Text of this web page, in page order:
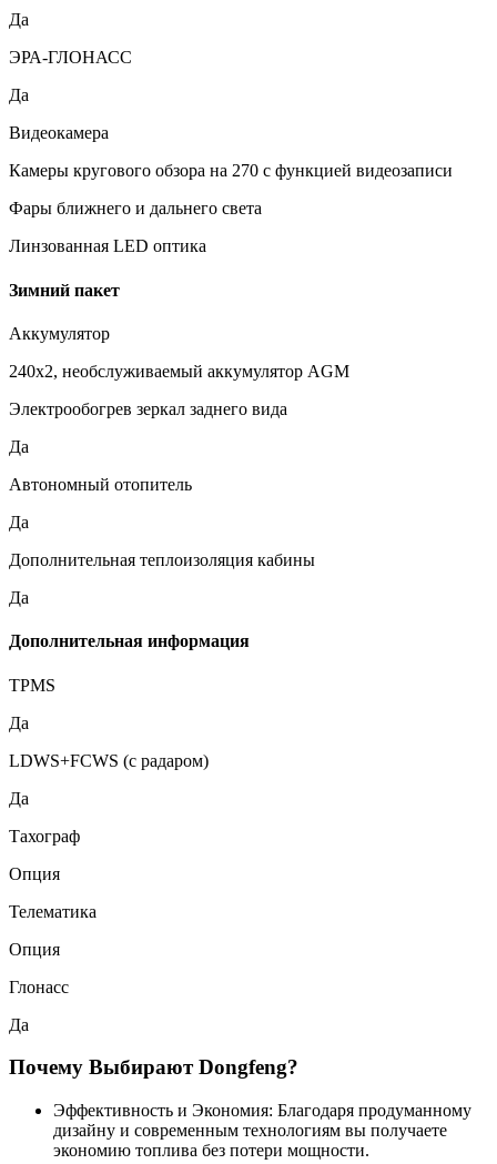
Да
ЭРА-ГЛОНАСС
Да
Видеокамера
Камеры кругового обзора на 270 с функцией видеозаписи
Фары ближнего и дальнего света
Линзованная LED оптика
Зимний пакет
Аккумулятор
240x2, необслуживаемый аккумулятор AGM
Электрообогрев зеркал заднего вида
Да
Автономный отопитель
Да
Дополнительная теплоизоляция кабины
Да
Дополнительная информация
TPMS
Да
LDWS+FCWS (с радаром)
Да
Тахограф
Опция
Телематика
Опция
Глонасс
Да
Почему Выбирают Dongfeng?
Эффективность и Экономия: Благодаря продуманному
дизайну и современным технологиям вы получаете
экономию топлива без потери мощности.